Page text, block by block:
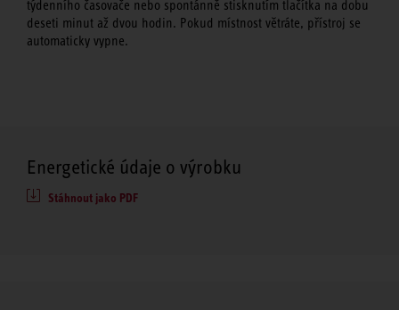
týdenního časovače nebo spontánně stisknutím tlačítka na dobu
deseti minut až dvou hodin. Pokud místnost větráte, přístroj se
automaticky vypne.
Energetické údaje o výrobku
Stáhnout jako PDF